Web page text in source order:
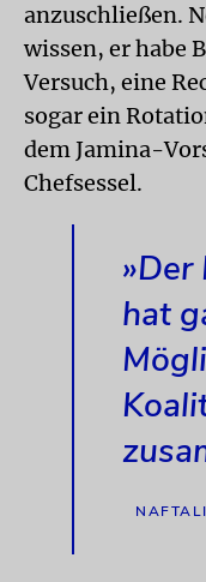
anzuschließen.
wissen, er habe
Versuch, eine
sogar ein
dem Jamina-
Chefsessel.
hat